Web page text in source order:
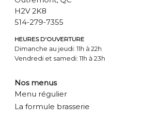
H2V 2K8
514-279-7355
HEURES D'OUVERTURE
Dimanche au jeudi: 11h à 22h
Vendredi et samedi: 11h à 23h
Nos menus
Menu régulier
La formule brasserie